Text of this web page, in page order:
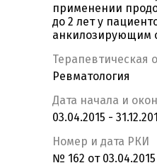
применении
до 2 лет у
анкилозирующим
Терапевтическая
Ревматология
Дата начала и
03.04.2015 -
Номер и дата РКИ
№ 162 от 03.04.2015